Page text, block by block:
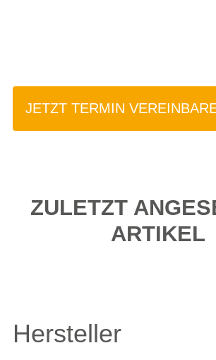
JETZT TERMIN
ZULETZT
ARTIKEL
Hersteller